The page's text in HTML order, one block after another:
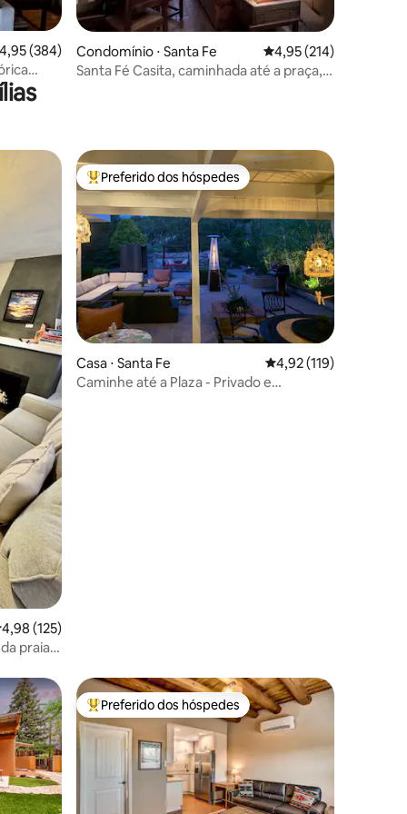
de uma avaliação média de 5, 384 avaliações
4,95 (384)
Condomínio ⋅ Santa Fe 4,95 de uma avaliação
4,95 (214)
Santa Fé Casita, caminhada até a praça,
hóspedes
de uma avaliação média de 5, 125 avaliações
4,98 (125)
praia,
Entre os melhores preferidos dos hóspedes
Preferido dos hóspedes
Casa ⋅ Santa Fe 4,92 de uma avaliação
4,92 (119)
Caminhe até a Plaza - Privado e
hóspedes Entre os melhores preferidos dos hóspedes
Preferido dos hóspedes